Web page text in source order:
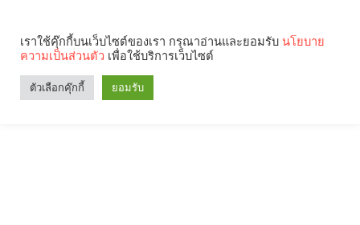
เราใช้คุ๊กกี้บนเว็บไซต์ของเรา กรุณาอ่านและยอมรับ นโยบาย
ความเป็นส่วนตัว เพื่อใช้บริการเว็บไซต์
ตัวเลือกคุ๊กกี้ ยอมรับ